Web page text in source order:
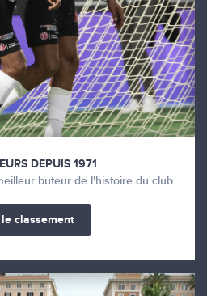
DEPUIS 1971
buteur de l'histoire du club.
classement